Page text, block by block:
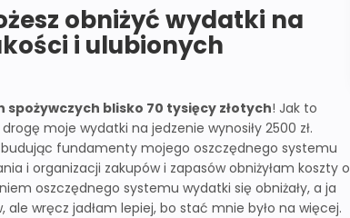
obniżyć wydatki na
i ulubionych
spożywczych blisko 70 tysięcy złotych! Jak to
moje wydatki na jedzenie wynosiły 2500 zł.
fundamenty mojego oszczędnego systemu
i organizacji zakupów i zapasów obniżyłam koszty o
oszczędnego systemu wydatki się obniżały, a ja
wręcz jadłam lepiej, bo stać mnie było na więcej.